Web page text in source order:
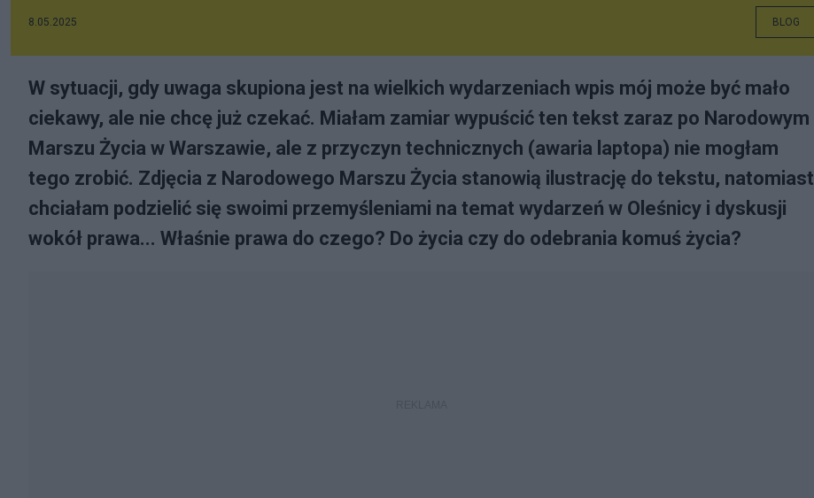
8.05.2025 BLOG
W sytuacji, gdy uwaga skupiona jest na wielkich wydarzeniach wpis mój może być mało
ciekawy, ale nie chcę już czekać. Miałam zamiar wypuścić ten tekst zaraz po Narodowym
Marszu Życia w Warszawie, ale z przyczyn technicznych (awaria laptopa) nie mogłam
tego zrobić. Zdjęcia z Narodowego Marszu Życia stanowią ilustrację do tekstu, natomiast
chciałam podzielić się swoimi przemyśleniami na temat wydarzeń w Oleśnicy i dyskusji
wokół prawa... Właśnie prawa do czego? Do życia czy do odebrania komuś życia?